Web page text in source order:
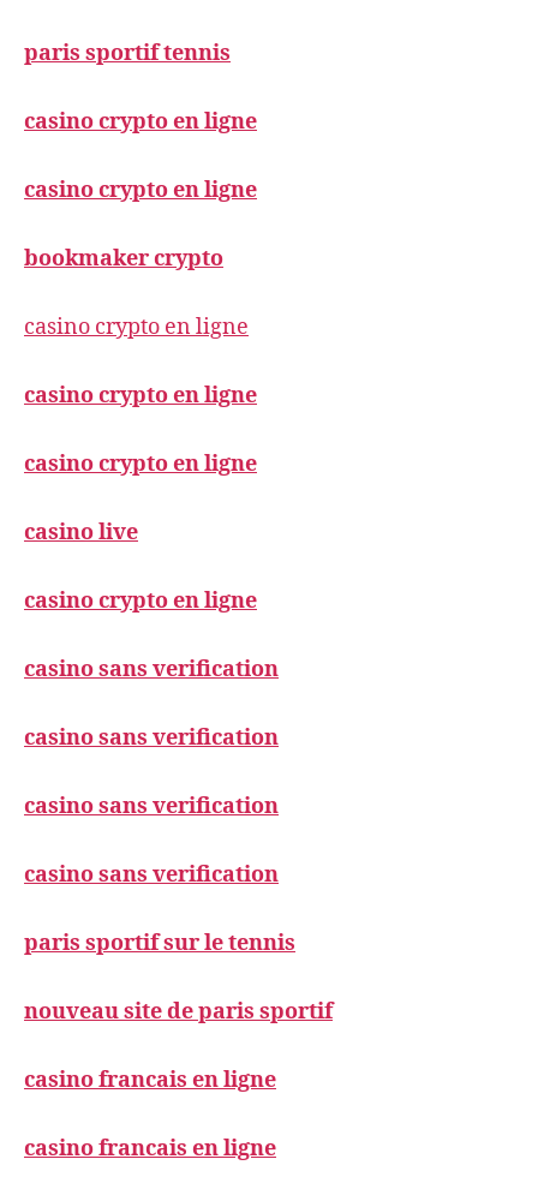
paris sportif tennis
casino crypto en ligne
casino crypto en ligne
bookmaker crypto
casino crypto en ligne
casino crypto en ligne
casino crypto en ligne
casino live
casino crypto en ligne
casino sans verification
casino sans verification
casino sans verification
casino sans verification
paris sportif sur le tennis
nouveau site de paris sportif
casino francais en ligne
casino francais en ligne